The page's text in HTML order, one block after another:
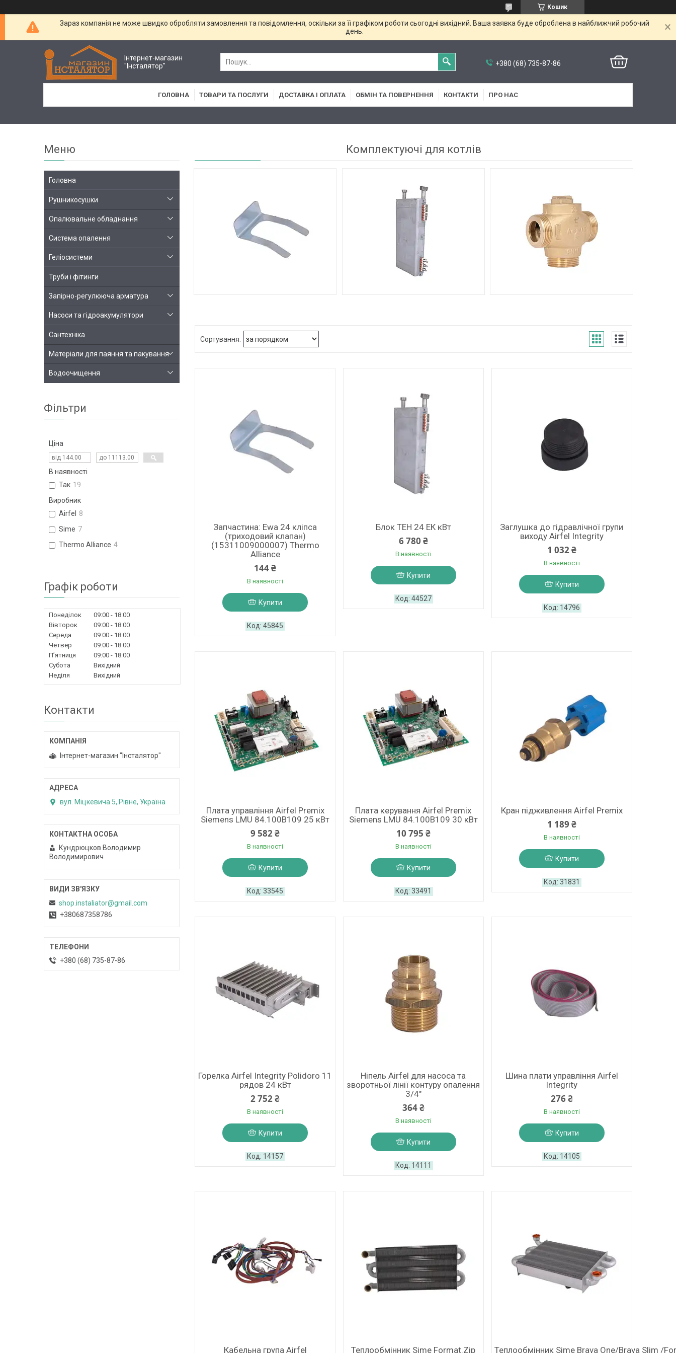
Кошик
Зараз компанія не може швидко обробляти замовлення та повідомлення, оскільки за її графіком роботи сьогодні вихідний. Ваша заявка буде оброблена в найближчий робочий
день.
Інтернет-магазин
"Інсталятор"
+380 (68) 735-87-86
ГОЛОВНА ТОВАРИ ТА ПОСЛУГИ ДОСТАВКА І ОПЛАТА ОБМІН ТА ПОВЕРНЕННЯ КОНТАКТИ ПРО НАС
Комплектуючі для котлів
Запчастина: Ewa 24 кліпса
(триходовий клапан)
(15311009000007) Thermo
Alliance
144 ₴
В наявності
Купити
45845
Блок ТЕН 24 ЕК кВт
6 780 ₴
В наявності
Купити
44527
Заглушка до гідравлічної групи
виходу Airfel Integrity
1 032 ₴
В наявності
Купити
14796
Плата управління Airfel Premix
Siemens LMU 84.100B109 25 кВт
9 582 ₴
В наявності
Купити
33545
Плата керування Airfel Premix
Siemens LMU 84.100B109 30 кВт
10 795 ₴
В наявності
Купити
33491
Кран підживлення Airfel Premix
1 189 ₴
В наявності
Купити
31831
Горелка Airfel Integrity Polidoro 11
рядов 24 кВт
2 752 ₴
В наявності
Купити
14157
Ніпель Airfel для насоса та
зворотньої лінії контуру опалення
3/4"
364 ₴
В наявності
Купити
14111
Шина плати управління Airfel
Integrity
276 ₴
В наявності
Купити
14105
Кабельна група Airfel Теплообмінник Sime Format.Zip Теплообмінник Sime Brava One/Brava Slim /
Головна
Рушникосушки
Опалювальне обладнання
Система опалення
Геліосистеми
Труби і фітинги
Запірно-регулююча арматура
Насоси та гідроакумулятори
Сантехніка
Матеріали для паяння та пакування
Водоочищення
Фільтри
Ціна
В наявності
Так 19
Виробник
Airfel
8
Sime 7
Thermo Alliance 4
Графік роботи
Понеділок 09:00
18:00
Вівторок
09:00
18:00
Середа
09:00
18:00
Четвер
09:00
18:00
Пʼятниця
09:00
18:00
Субота
Вихідний
Неділя
Вихідний
Контакти
Інтернет-магазин "Інсталятор"
вул. Міцкевича 5, Рівне, Україна
Кундрюцков Володимир
Володимирович
shop.instaliator@gmail.com
+380687358786
+380 (68) 735-87-86